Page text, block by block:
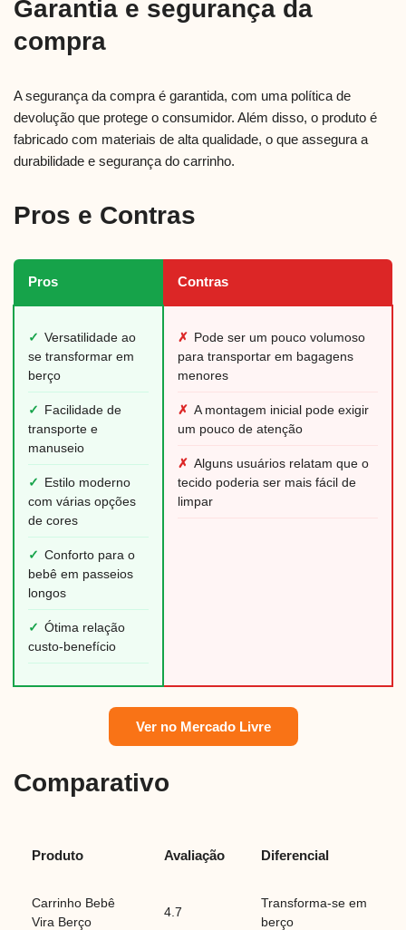
Garantia e segurança da
compra
A segurança da compra é garantida, com uma política de
devolução que protege o consumidor. Além disso, o produto é
fabricado com materiais de alta qualidade, o que assegura a
durabilidade e segurança do carrinho.
Pros e Contras
Pros Contras
✓ Versatilidade ao
se transformar em
berço
✓
Facilidade de
transporte e
manuseio
✓
Estilo moderno
com várias opções
de cores
✓ Conforto para o
bebê em passeios
longos
✓ Ótima relação
custo-benefício
✗ Pode ser um pouco volumoso
para transportar em bagagens
menores
✗ A montagem inicial pode exigir
um pouco de atenção
✗ Alguns usuários relatam que o
tecido poderia ser mais fácil de
limpar
Ver no Mercado Livre
Comparativo
Produto Avaliação Diferencial
Carrinho Bebê
Vira Berço
4.7
Transforma-se em
berço